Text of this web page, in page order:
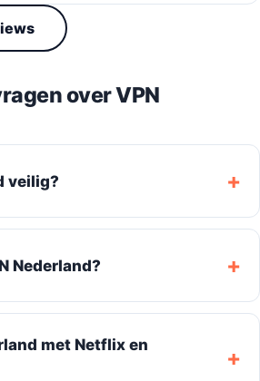
over VPN
veilig?
Nederland?
met Netflix en